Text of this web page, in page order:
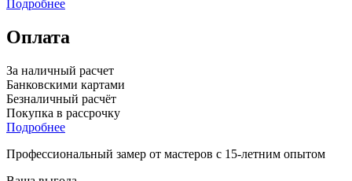
Подробнее
Оплата
За наличный расчет
Банковскими картами
Безналичный расчёт
Покупка в рассрочку
Подробнее
Профессиональный замер от мастеров с 15-летним опытом